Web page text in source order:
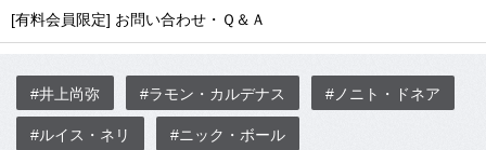
[有料会員限定] お問い合わせ・Ｑ＆Ａ
#井上尚弥 #ラモン・カルデナス #ノニト・ドネア
#ルイス・ネリ #ニック・ボール